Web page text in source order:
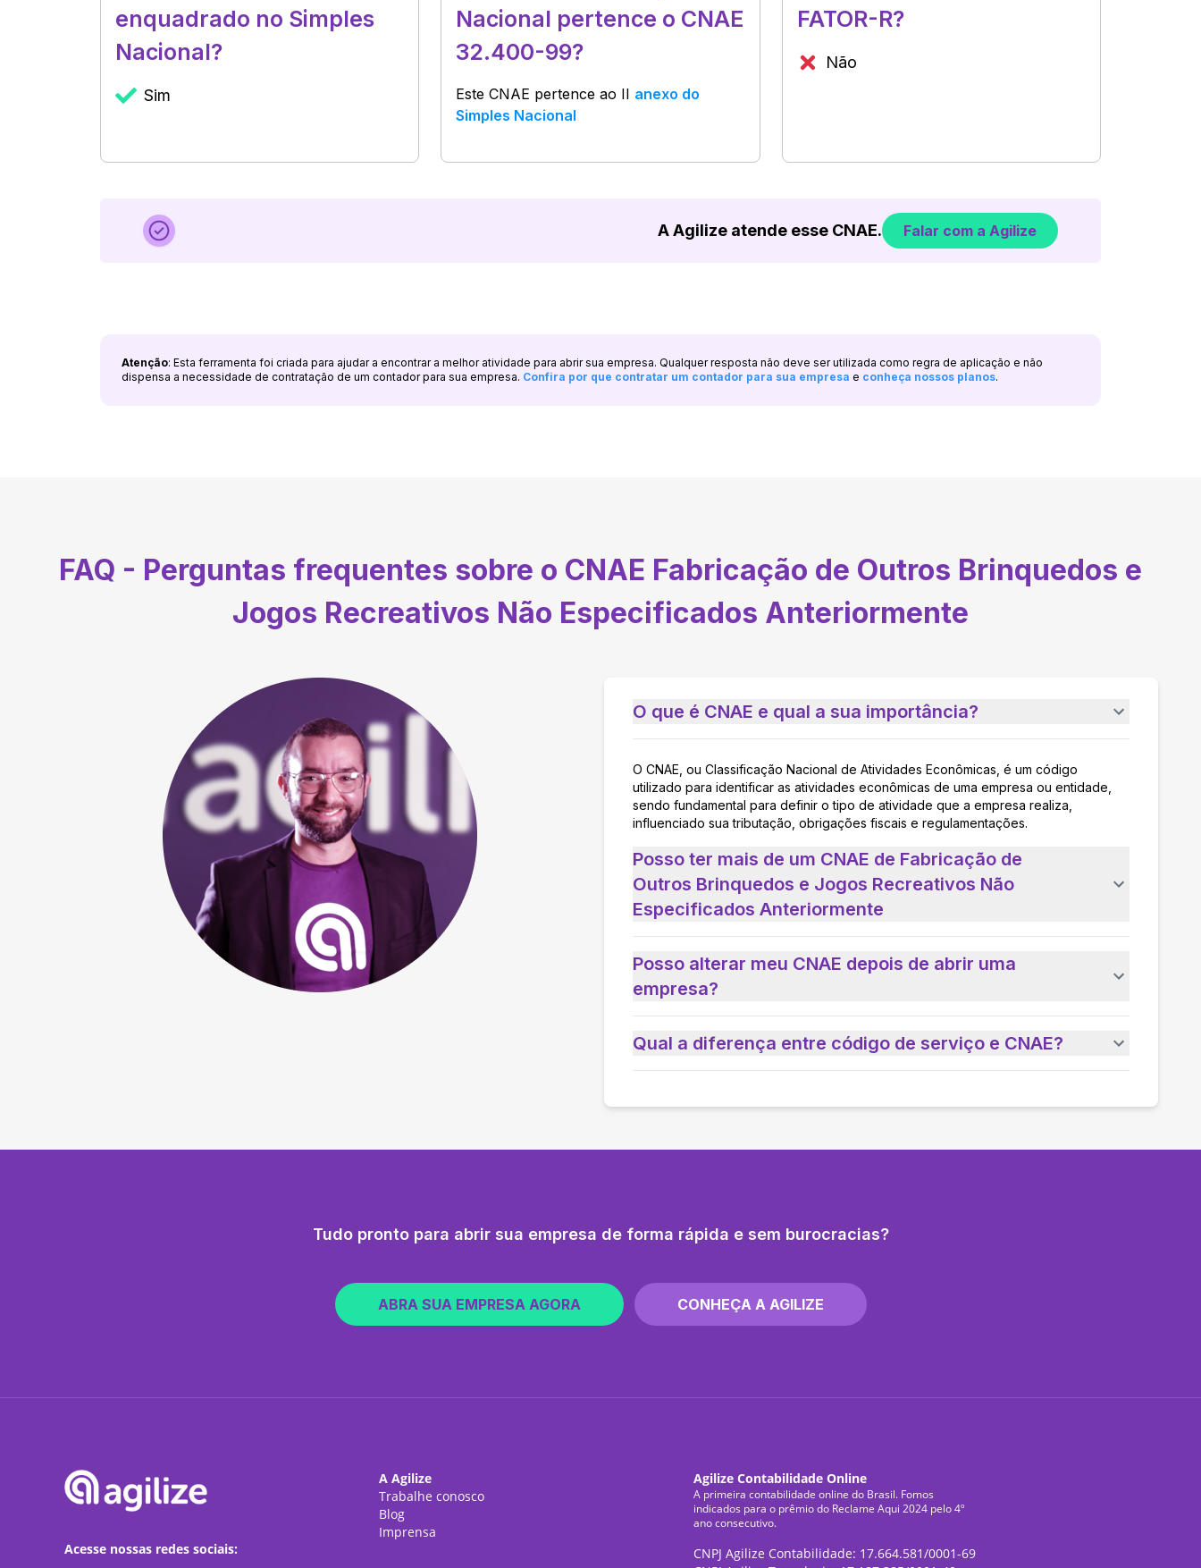
enquadrado no Simples
Nacional?
Sim
Nacional pertence o CNAE
32.400-99?
Este CNAE pertence ao II anexo do
Simples Nacional
FATOR-R?
Não
A Agilize atende esse CNAE. Falar com a Agilize
Atenção: Esta ferramenta foi criada para ajudar a encontrar a melhor atividade para abrir sua empresa. Qualquer resposta não deve ser utilizada como regra de aplicação e não
dispensa a necessidade de contratação de um contador para sua empresa. Confira por que contratar um contador para sua empresa e conheça nossos planos.
FAQ - Perguntas frequentes sobre o CNAE Fabricação de Outros Brinquedos e
Jogos Recreativos Não Especificados Anteriormente
O que é CNAE e qual a sua importância?
O CNAE, ou Classificação Nacional de Atividades Econômicas, é um código
utilizado para identificar as atividades econômicas de uma empresa ou entidade,
sendo fundamental para definir o tipo de atividade que a empresa realiza,
influenciado sua tributação, obrigações fiscais e regulamentações.
Posso ter mais de um CNAE de Fabricação de
Outros Brinquedos e Jogos Recreativos Não
Especificados Anteriormente
Posso alterar meu CNAE depois de abrir uma
empresa?
Qual a diferença entre código de serviço e CNAE?
Tudo pronto para abrir sua empresa de forma rápida e sem burocracias?
ABRA SUA EMPRESA AGORA CONHEÇA A AGILIZE
Acesse nossas redes sociais:
A Agilize
Trabalhe conosco
Blog
Imprensa
Agilize Contabilidade Online
A primeira contabilidade online do Brasil. Fomos
indicados para o prêmio do Reclame Aqui 2024 pelo 4º
ano consecutivo.
CNPJ Agilize Contabilidade: 17.664.581/0001-69